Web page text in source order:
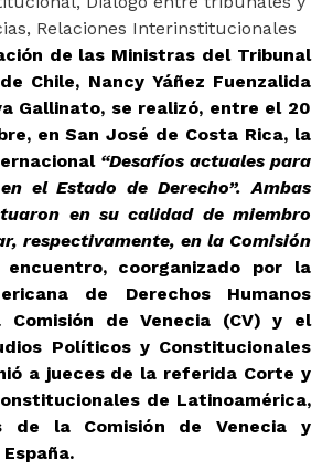
, Relaciones Interinstitucionales
de las Ministras del Tribunal
Chile, Nancy Yáñez Fuenzalida
Gallinato, se realizó, entre el 20
en San José de Costa Rica, la
“Desafíos actuales para
el Estado de Derecho”. Ambas
en su calidad de miembro
respectivamente, en la Comisión
encuentro, coorganizado por la
de Derechos Humanos
Comisión de Venecia (CV) y el
Políticos y Constitucionales
a jueces de la referida Corte y
de Latinoamérica,
de la Comisión de Venecia y